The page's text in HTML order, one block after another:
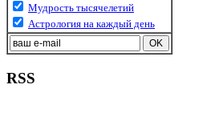
Мудрость тысячелетий
Астрология на каждый день
RSS